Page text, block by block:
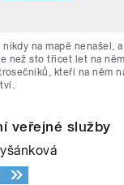
na mapě nenašel,
než sto třicet let na
kteří na něm
veřejné služby